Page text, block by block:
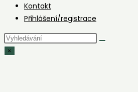
Kontakt
Přihlášení/registrace
Hledat
na
×